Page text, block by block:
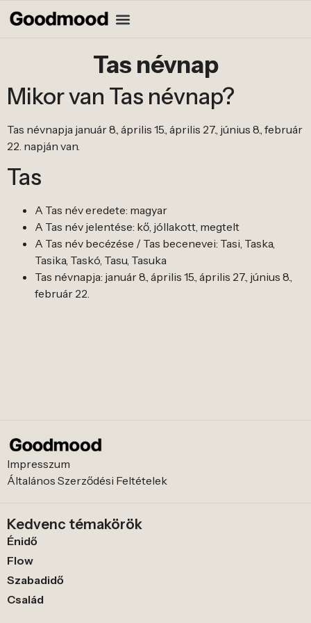
Tas névnap
Mikor van Tas névnap?
Tas névnapja január 8., április 15., április 27., június 8., február
22. napján van.
Tas
A Tas név eredete: magyar
A Tas név jelentése: kő, jóllakott, megtelt
A Tas név becézése / Tas becenevei: Tasi, Taska,
Tasika, Taskó, Tasu, Tasuka
Tas névnapja: január 8., április 15., április 27., június 8.,
február 22.
Impresszum
Általános Szerződési Feltételek
Kedvenc témakörök
Énidő
Flow
Szabadidő
Család